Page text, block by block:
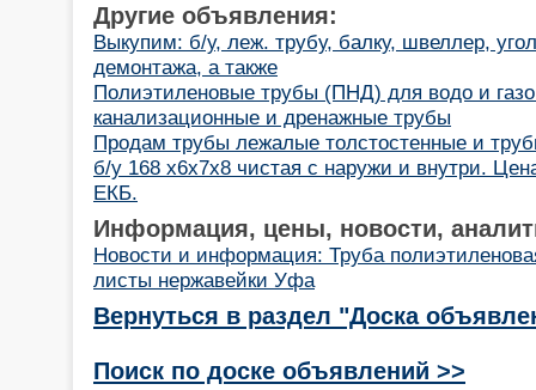
Другие объявления:
Выкупим: б/у, леж. трубу, балку, швеллер,
демонтажа, а также
Полиэтиленовые трубы (ПНД) для водо и
канализационные и дренажные трубы
Продам трубы лежалые толстостенные и
б/у 168 х6х7х8 чистая с наружи и внутри.
ЕКБ.
Информация, цены, новости,
Новости и информация: Труба
листы нержавейки Уфа
Вернуться в раздел "Доска
Поиск по доске объявлений >>